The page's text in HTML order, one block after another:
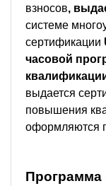
взносов,
системе
сертификации
часовой
выдается
повышения
оформляются
Программа